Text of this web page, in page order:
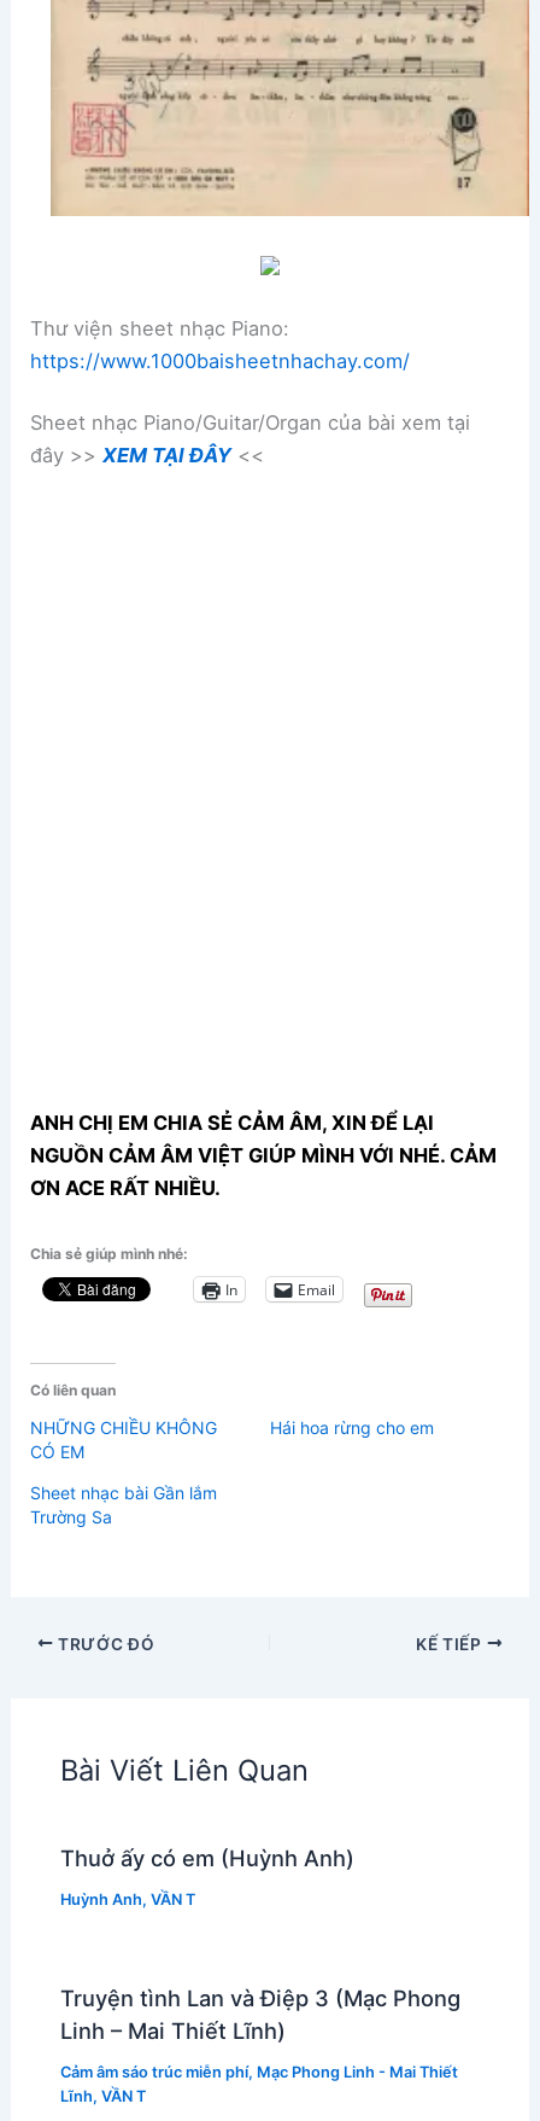
Thư viện sheet nhạc Piano:
https://www.1000baisheetnhachay.com/
Sheet nhạc Piano/Guitar/Organ của bài xem tại
đây >>XEM TẠI ĐÂY<<
ANH CHỊ EM CHIA SẺ CẢM ÂM, XIN ĐỂ LẠI
NGUỒN CẢM ÂM VIỆT GIÚP MÌNH VỚI NHÉ. CẢM
ƠN ACE RẤT NHIỀU.
Chia sẻ giúp mình nhé:
In Email
Có liên quan
NHỮNG CHIỀU KHÔNG
CÓ EM
Hái hoa rừng cho em
Sheet nhạc bài Gần lắm
Trường Sa
TRƯỚC ĐÓ KẾ TIẾP
Bài Viết Liên Quan
Thuở ấy có em (Huỳnh Anh)
Huỳnh Anh, VẦN T
Truyện tình Lan và Điệp 3 (Mạc Phong
Linh – Mai Thiết Lĩnh)
Cảm âm sáo trúc miễn phí, Mạc Phong Linh - Mai Thiết
Lĩnh, VẦN T